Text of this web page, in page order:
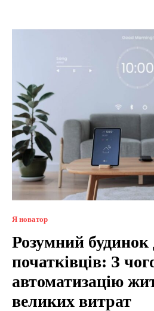
Я новатор
Розумний будинок
початківців: З
автоматизацію
великих витрат